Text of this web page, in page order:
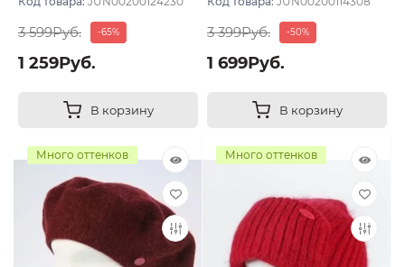
3 599Руб. -65%
1 259Руб.
В корзину
3 399Руб. -50%
1 699Руб.
В корзину
Много оттенков Много оттенков